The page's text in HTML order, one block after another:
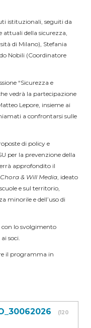
istituzionali, seguiti da
attuali della sicurezza,
di Milano), Stefania
Nobili (Coordinatore
“Sicurezza e
vedrà la partecipazione
Lepore, insieme ai
a confrontarsi sulle
di policy e
per la prevenzione della
approfondito il
Chora & Will Media, ideato
e sul territorio,
minorile e dell’uso di
lo svolgimento
soci.
il programma in
(120